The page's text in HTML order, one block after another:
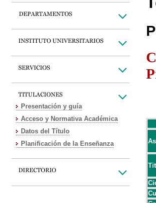
Presentación y guía
Acceso y Normativa Académica
Datos del Título
Planificación de la Enseñanza